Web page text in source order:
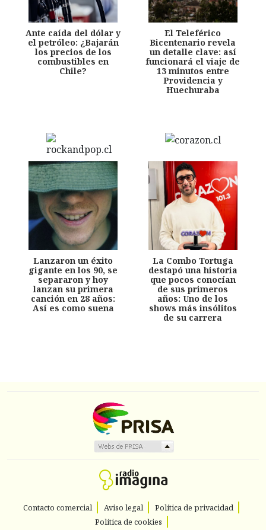
Ante caída del dólar y
el petróleo: ¿Bajarán
los precios de los
combustibles en
Chile?
El Teleférico
Bicentenario revela
un detalle clave: así
funcionará el viaje de
13 minutos entre
Providencia y
Huechuraba
Lanzaron un éxito
gigante en los 90, se
separaron y hoy
lanzan su primera
canción en 28 años:
Así es como suena
La Combo Tortuga
destapó una historia
que pocos conocían
de sus primeros
años: Uno de los
shows más insólitos
de su carrera
Contacto comercial Aviso legal
Política de privacidad
Política de cookies